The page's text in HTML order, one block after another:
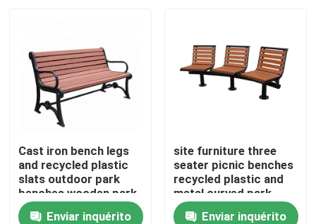
Cast iron bench legs
and recycled plastic
slats outdoor park
benches wooden park
long bench chair
Enviar inquérito
site furniture three
seater picnic benches
recycled plastic and
metal curved park
bench seat
Enviar inquérito